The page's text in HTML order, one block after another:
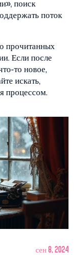
поиск
поток
прочитанных
Если после
новое,
искать,
процессом.
сен 8, 2024